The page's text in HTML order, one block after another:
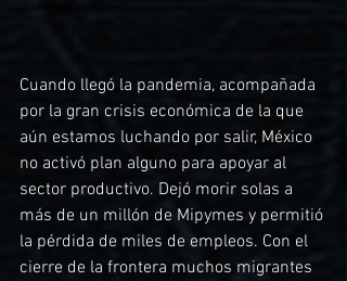
Cuando llegó la pandemia, acompañada
por la gran crisis económica de la que
aún estamos luchando por salir, México
no activó plan alguno para apoyar al
sector productivo. Dejó morir solas a
más de un millón de Mipymes y permitió
la pérdida de miles de empleos. Con el
cierre de la frontera muchos migrantes